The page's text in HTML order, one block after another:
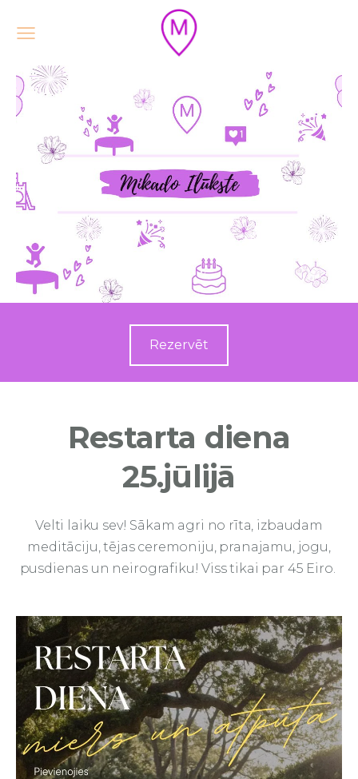
Rezervēt
Restarta diena
25.jūlijā
Velti laiku sev! Sākam agri no rīta, izbaudam
meditāciju, tējas ceremoniju, pranajamu, jogu,
pusdienas un neirografiku! Viss tikai par 45 Eiro.